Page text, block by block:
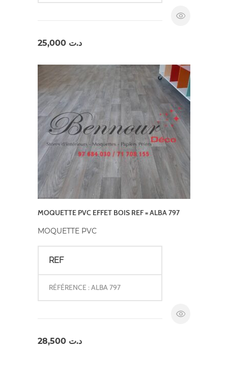
د.ت
MOQUETTE PVC EFFET BOIS REF = ALBA 797
MOQUETTE PVC
REF
RÉFÉRENCE : ALBA 797
د.ت